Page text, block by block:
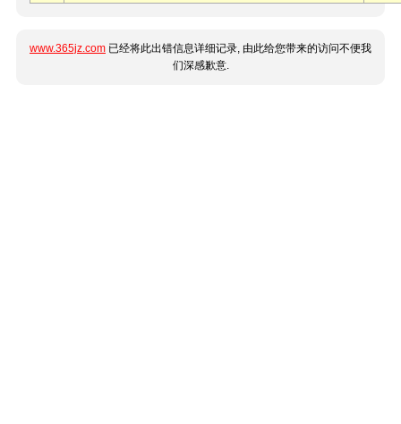
www.365jz.com 已经将此出错信息详细记录, 由此给您带来的访问不便我
们深感歉意.